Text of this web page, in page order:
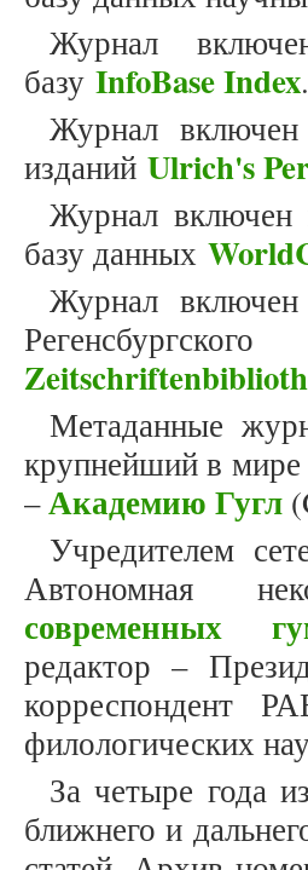
Журнал
базу InfoBase Index.
Журнал включен
изданий Ulrich's
Журнал
базу данных
Журнал
Метаданные
крупнейший в
–Академию Гугл
Учредителем
Автономная
современных
редактор –
корреспондент
филологических
За четыре года
ближнего и